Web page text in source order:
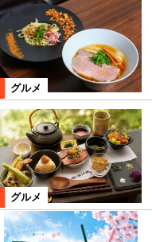
グルメ
グルメ